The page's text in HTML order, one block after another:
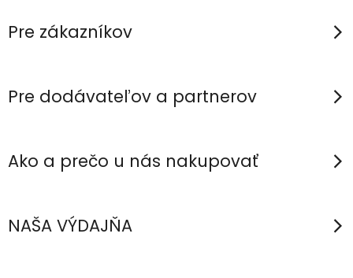
pPre zákazníkov
Pre dodávateľov a partnerov
Ako a prečo u nás nakupovať
NAŠA VÝDAJŇA